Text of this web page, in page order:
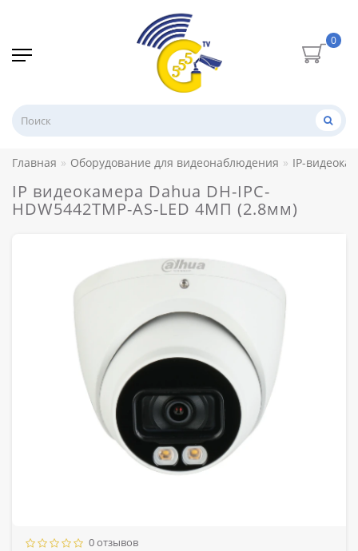
0
Главная Оборудование для видеонаблюдения IP-
IP видеокамера Dahua DH-IPC-
HDW5442TMP-AS-LED 4МП (2.8мм)
0 отзывов